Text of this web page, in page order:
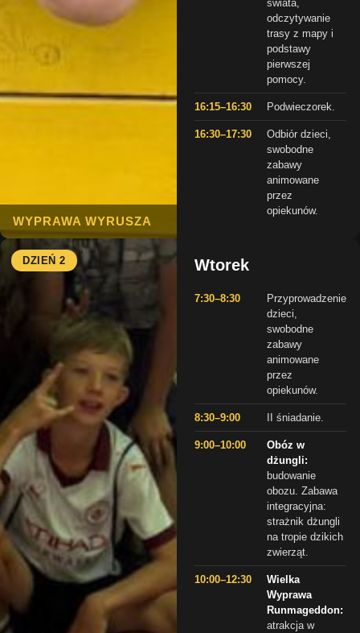
WYPRAWA WYRUSZA
świata,
odczytywanie
trasy z mapy i
podstawy
pierwszej
pomocy.
16:15–16:30 Podwieczorek.
16:30–17:30
Odbiór dzieci,
swobodne
zabawy
animowane
przez
opiekunów.
DZIEŃ 2 Wtorek
7:30–8:30
Przyprowadzenie
dzieci,
swobodne
zabawy
animowane
przez
opiekunów.
8:30–9:00 II śniadanie.
9:00–10:00
Obóz w
dżungli:
budowanie
obozu. Zabawa
integracyjna:
strażnik dżungli
na tropie dzikich
zwierząt.
10:00–12:30
Wielka
Wyprawa
Runmageddon:
atrakcja w